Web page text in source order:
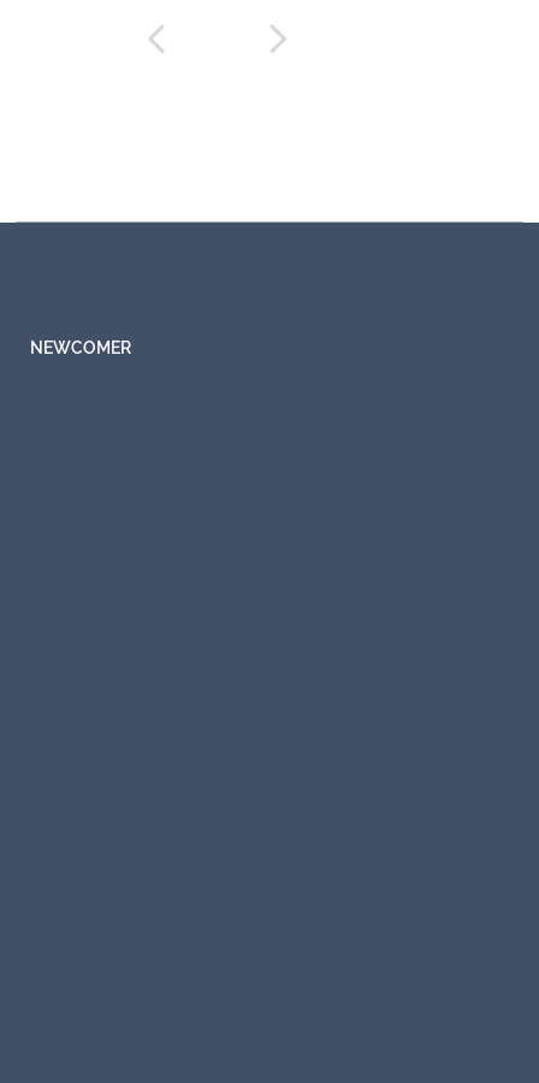
NEWCOMER